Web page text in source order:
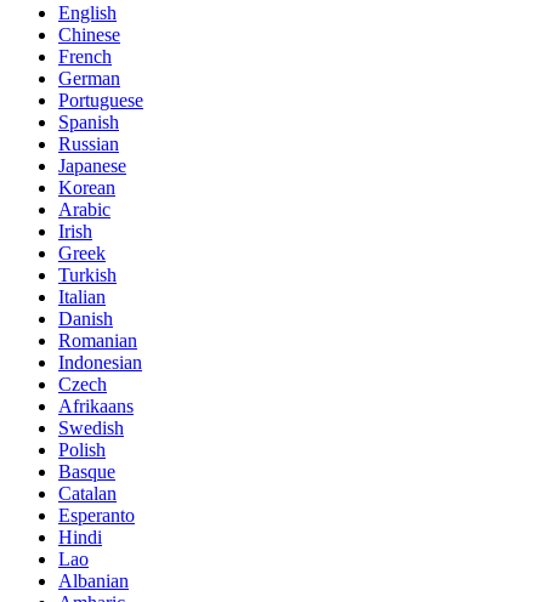
English
Chinese
French
German
Portuguese
Spanish
Russian
Japanese
Korean
Arabic
Irish
Greek
Turkish
Italian
Danish
Romanian
Indonesian
Czech
Afrikaans
Swedish
Polish
Basque
Catalan
Esperanto
Hindi
Lao
Albanian